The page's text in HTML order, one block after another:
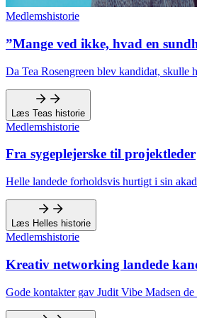
Medlemshistorie
”Mange ved ikke, hvad en
Da Tea Rosengreen blev kandidat,
Læs Teas historie
Medlemshistorie
Fra sygeplejerske til projektleder
Helle landede forholdsvis hurtigt i sin
Læs Helles historie
Medlemshistorie
Kreativ networking landede
Gode kontakter gav Judit Vibe Madsen